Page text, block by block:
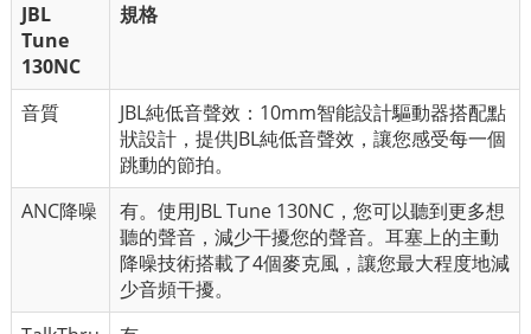
JBL
Tune
130NC
規格
音質
JBL純低音聲效：10mm智能設計驅動器搭配點
狀設計，提供JBL純低音聲效，讓您感受每一個
跳動的節拍。
ANC降噪
有。使用JBL Tune 130NC，您可以聽到更多想
聽的聲音，減少干擾您的聲音。耳塞上的主動
降噪技術搭載了4個麥克風，讓您最大程度地減
少音頻干擾。